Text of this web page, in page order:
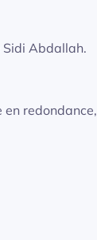
Abdallah.
en redondance,